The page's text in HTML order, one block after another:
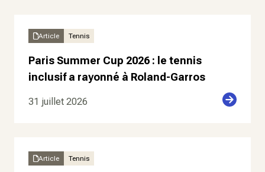
Article Tennis
Paris Summer Cup 2026 : le tennis
inclusif a rayonné à Roland-Garros
31 juillet 2026
Article Tennis